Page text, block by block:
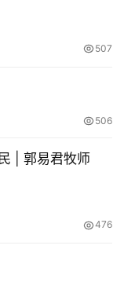
507
506
| 郭易君牧师
476